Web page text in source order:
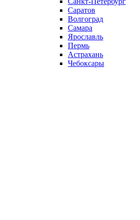
Саратов
Волгоград
Самара
Ярославль
Пермь
Астрахань
Чебоксары